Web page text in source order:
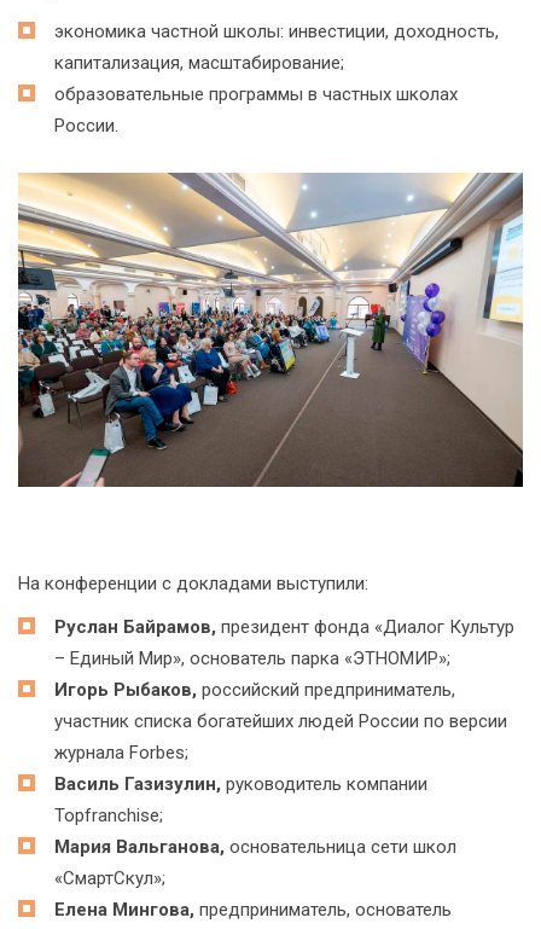
экономика частной школы: инвестиции, доходность,
капитализация, масштабирование;
образовательные программы в частных школах
России.
На конференции с докладами выступили:
Руслан Байрамов, президент фонда «Диалог Культур
– Единый Мир», основатель парка «ЭТНОМИР»;
Игорь Рыбаков, российский предприниматель,
участник списка богатейших людей России по версии
журнала Forbes;
Василь Газизулин, руководитель компании
Topfranchise;
Мария Вальганова, основательница сети школ
«СмартСкул»;
Елена Мингова, предприниматель, основатель